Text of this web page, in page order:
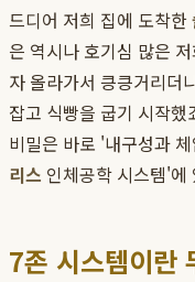
드디어 저희 집에 도착한
은 역시나 호기심 많은
자 올라가서 킁킁거리더
잡고 식빵을 굽기 시작
비밀은 바로 '내구성과
리스 인체공학 시스템'에
7존 시스템이란